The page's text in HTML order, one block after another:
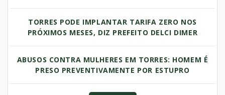
TORRES PODE IMPLANTAR TARIFA ZERO NOS
PRÓXIMOS MESES, DIZ PREFEITO DELCI DIMER
ABUSOS CONTRA MULHERES EM TORRES: HOMEM É
PRESO PREVENTIVAMENTE POR ESTUPRO